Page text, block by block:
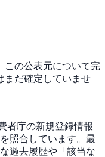
この公表元について完
まだ確定していませ
者庁の新規登録情報
照合しています。最
過去履歴や「該当な